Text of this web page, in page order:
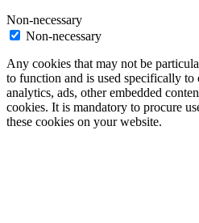
Non-necessary
Non-necessary
Any cookies that may not be
to function and is used specifically to
analytics, ads, other embedded
cookies. It is mandatory to procure
these cookies on your website.